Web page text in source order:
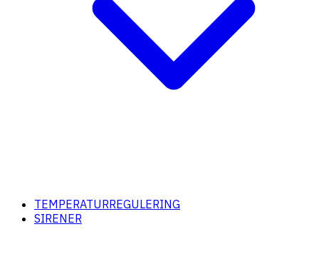
TEMPERATURREGULERING
SIRENER